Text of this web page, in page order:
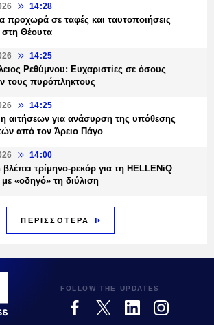
14:28
προχωρά σε ταφές και ταυτοποιήσεις
Θέουτα
14:25
Ρεθύμνου: Ευχαριστίες σε όσους
τους πυρόπληκτους
14:25
αιτήσεων για ανάσυρση της υπόθεσης
από τον Άρειο Πάγο
14:00
τρίμηνο-ρεκόρ για τη HELLENiQ
με «οδηγό» τη διύλιση
ΠΕΡΙΣΣΟΤΕΡΑ
FOLLOW THE UPDATES